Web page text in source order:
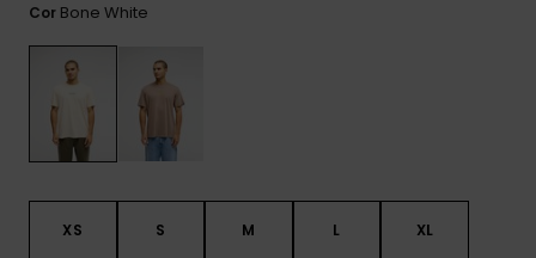
Cor Bone White
XS S M L XL